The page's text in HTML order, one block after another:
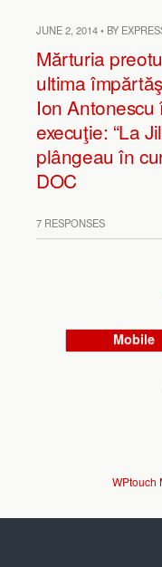
JUNE 2, 2014 • BY
Mărturia
ultima
Ion
execuţie: “La
plângeau în
DOC
7 RESPONSES
Mobile
WPtouch